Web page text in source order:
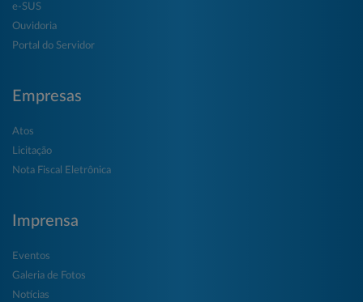
e-SUS
Ouvidoria
Portal do Servidor
Empresas
Atos
Licitação
Nota Fiscal Eletrônica
Imprensa
Eventos
Galeria de Fotos
Notícias